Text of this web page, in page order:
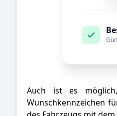
Auch ist es
Wunschkennzeichen